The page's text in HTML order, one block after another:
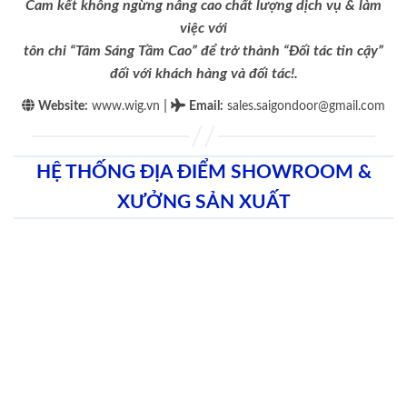
Cam kết không ngừng nâng cao chất lượng dịch vụ & làm
việc với
tôn chỉ “Tâm Sáng Tầm Cao” để trở thành “Đối tác tin cậy”
đối với khách hàng và đối tác!.
Website: www.wig.vn Email : sales.saigondoor@gmail.com
HỆ THỐNG ĐỊA ĐIỂM SHOWROOM &
XƯỞNG SẢN XUẤT